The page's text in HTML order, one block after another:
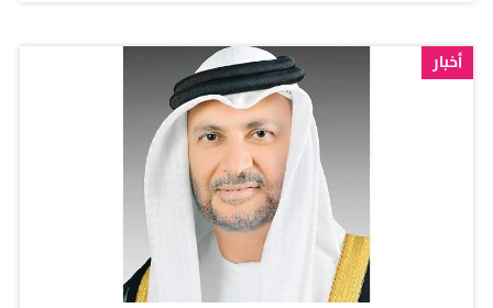
أساس تأثيرها". المصدر: الاتحاد - أبوظبي
أخبار